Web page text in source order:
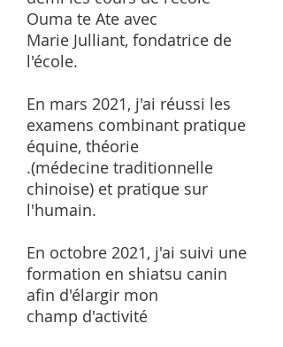
Ouma te Ate avec
Marie Julliant, fondatrice de
l'école.
En mars 2021, j'ai réussi les
examens combinant pratique
équine, théorie
.(médecine traditionnelle
chinoise) et pratique sur
l'humain.
En octobre 2021, j'ai suivi une
formation en shiatsu canin
afin d'élargir mon
champ d'activité